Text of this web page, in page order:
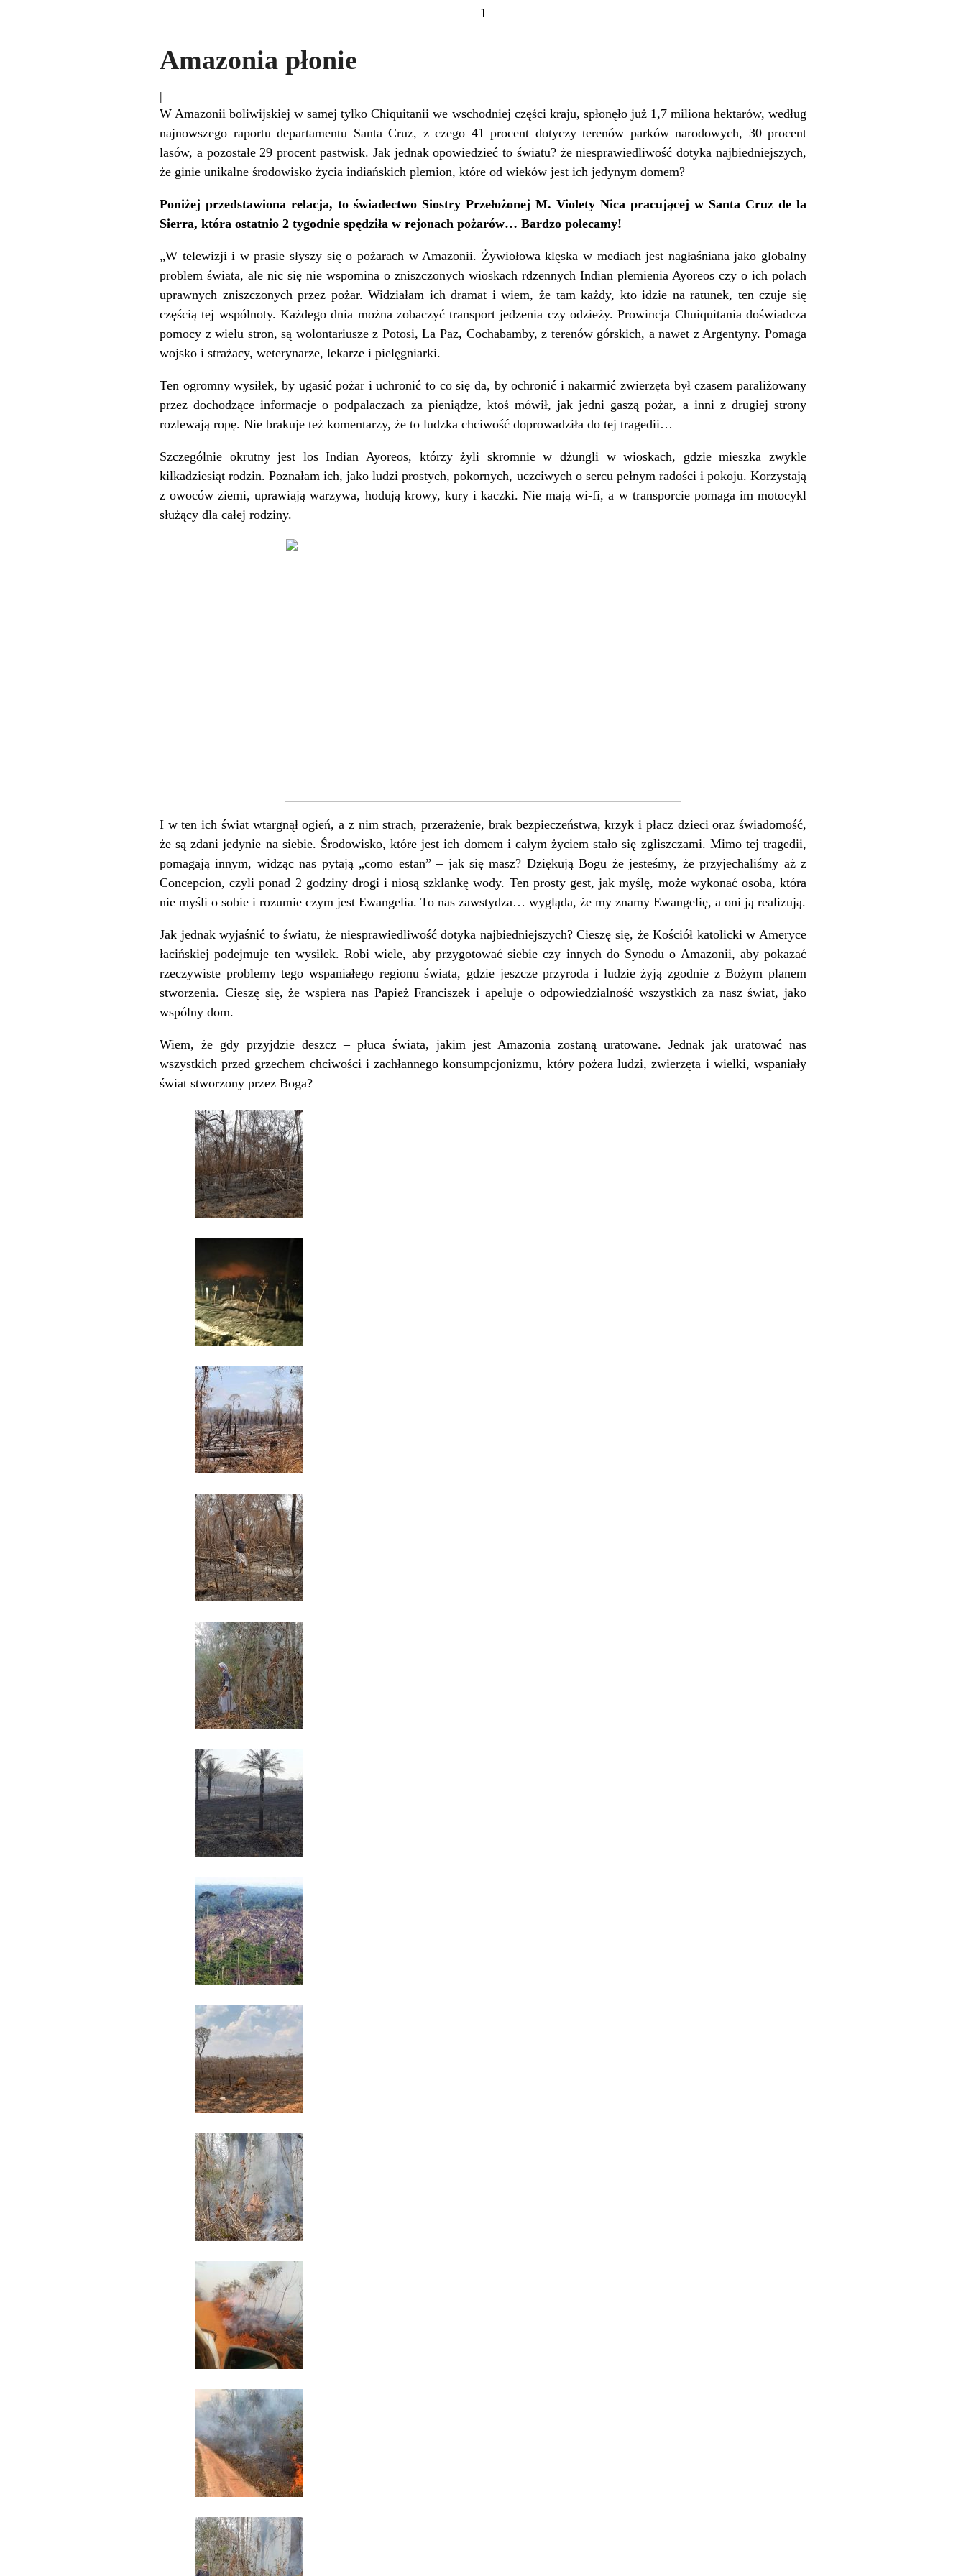
1
Amazonia płonie
|
W Amazonii boliwijskiej w samej tylko Chiquitanii we wschodniej części kraju, spłonęło już 1,7 miliona hektarów, według
najnowszego raportu departamentu Santa Cruz, z czego 41 procent dotyczy terenów parków narodowych, 30 procent
lasów, a pozostałe 29 procent pastwisk. Jak jednak opowiedzieć to światu? że niesprawiedliwość dotyka najbiedniejszych,
że ginie unikalne środowisko życia indiańskich plemion, które od wieków jest ich jedynym domem?
Poniżej przedstawiona relacja, to świadectwo Siostry Przełożonej M. Violety Nica pracującej w Santa Cruz de la
Sierra, która ostatnio 2 tygodnie spędziła w rejonach pożarów… Bardzo polecamy!
„W telewizji i w prasie słyszy się o pożarach w Amazonii. Żywiołowa klęska w mediach jest nagłaśniana jako globalny
problem świata, ale nic się nie wspomina o zniszczonych wioskach rdzennych Indian plemienia Ayoreos czy o ich polach
uprawnych zniszczonych przez pożar. Widziałam ich dramat i wiem, że tam każdy, kto idzie na ratunek, ten czuje się
częścią tej wspólnoty. Każdego dnia można zobaczyć transport jedzenia czy odzieży. Prowincja Chuiquitania doświadcza
pomocy z wielu stron, są wolontariusze z Potosi, La Paz, Cochabamby, z terenów górskich, a nawet z Argentyny. Pomaga
wojsko i strażacy, weterynarze, lekarze i pielęgniarki.
Ten ogromny wysiłek, by ugasić pożar i uchronić to co się da, by ochronić i nakarmić zwierzęta był czasem paraliżowany
przez dochodzące informacje o podpalaczach za pieniądze, ktoś mówił, jak jedni gaszą pożar, a inni z drugiej strony
rozlewają ropę. Nie brakuje też komentarzy, że to ludzka chciwość doprowadziła do tej tragedii…
Szczególnie okrutny jest los Indian Ayoreos, którzy żyli skromnie w dżungli w wioskach, gdzie mieszka zwykle
kilkadziesiąt rodzin. Poznałam ich, jako ludzi prostych, pokornych, uczciwych o sercu pełnym radości i pokoju. Korzystają
z owoców ziemi, uprawiają warzywa, hodują krowy, kury i kaczki. Nie mają wi-fi, a w transporcie pomaga im motocykl
służący dla całej rodziny.
I w ten ich świat wtargnął ogień, a z nim strach, przerażenie, brak bezpieczeństwa, krzyk i płacz dzieci oraz świadomość,
że są zdani jedynie na siebie. Środowisko, które jest ich domem i całym życiem stało się zgliszczami. Mimo tej tragedii,
pomagają innym, widząc nas pytają „como estan” – jak się masz? Dziękują Bogu że jesteśmy, że przyjechaliśmy aż z
Concepcion, czyli ponad 2 godziny drogi i niosą szklankę wody. Ten prosty gest, jak myślę, może wykonać osoba, która
nie myśli o sobie i rozumie czym jest Ewangelia. To nas zawstydza… wygląda, że my znamy Ewangelię, a oni ją realizują.
Jak jednak wyjaśnić to światu, że niesprawiedliwość dotyka najbiedniejszych? Cieszę się, że Kościół katolicki w Ameryce
łacińskiej podejmuje ten wysiłek. Robi wiele, aby przygotować siebie czy innych do Synodu o Amazonii, aby pokazać
rzeczywiste problemy tego wspaniałego regionu świata, gdzie jeszcze przyroda i ludzie żyją zgodnie z Bożym planem
stworzenia. Cieszę się, że wspiera nas Papież Franciszek i apeluje o odpowiedzialność wszystkich za nasz świat, jako
wspólny dom.
Wiem, że gdy przyjdzie deszcz – płuca świata, jakim jest Amazonia zostaną uratowane. Jednak jak uratować nas
wszystkich przed grzechem chciwości i zachłannego konsumpcjonizmu, który pożera ludzi, zwierzęta i wielki, wspaniały
świat stworzony przez Boga?